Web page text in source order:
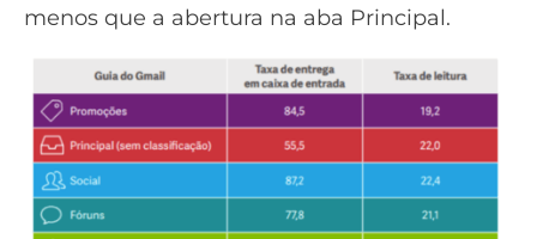
menos que a abertura na aba Principal.